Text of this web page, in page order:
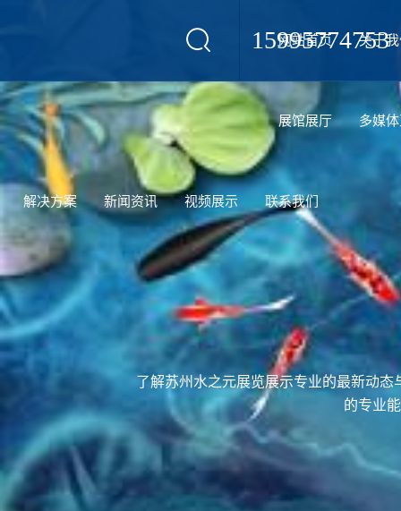
15995774753
网站首页 关于
展馆展厅 多媒
解决方案 新闻资讯 视频展示 联系我们
了解苏州水之元展览展示专业的最新动
的专业